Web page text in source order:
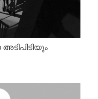
അടിപിടിയും